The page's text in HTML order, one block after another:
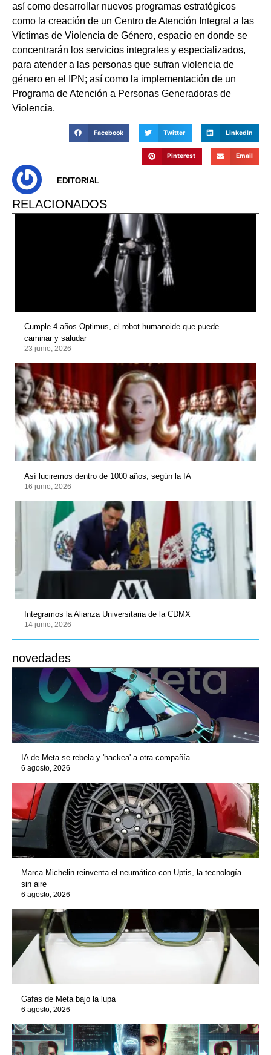
así como desarrollar nuevos programas estratégicos
como la creación de un Centro de Atención Integral a las
Víctimas de Violencia de Género, espacio en donde se
concentrarán los servicios integrales y especializados,
para atender a las personas que sufran violencia de
género en el IPN; así como la implementación de un
Programa de Atención a Personas Generadoras de
Violencia.
Facebook Twitter LinkedIn
Pinterest Email
EDITORIAL
RELACIONADOS
Cumple 4 años Optimus, el robot humanoide que puede
caminar y saludar
23 junio, 2026
Así luciremos dentro de 1000 años, según la IA
16 junio, 2026
Integramos la Alianza Universitaria de la CDMX
14 junio, 2026
novedades
IA de Meta se rebela y 'hackea' a otra compañía
6 agosto, 2026
Marca Michelin reinventa el neumático con Uptis, la tecnología
sin aire
6 agosto, 2026
Gafas de Meta bajo la lupa
6 agosto, 2026